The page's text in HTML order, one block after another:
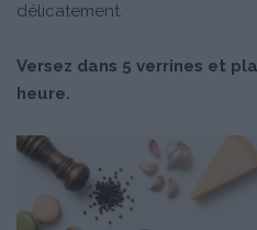
délicatement.
Versez dans 5 verrines et
heure.